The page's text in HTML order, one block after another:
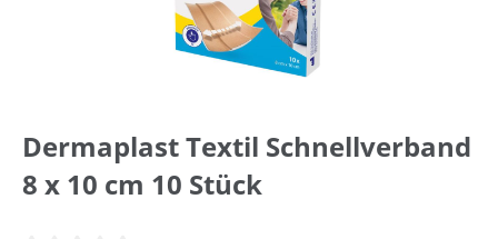
Dermaplast Textil Schnellverband
8 x 10 cm 10 Stück